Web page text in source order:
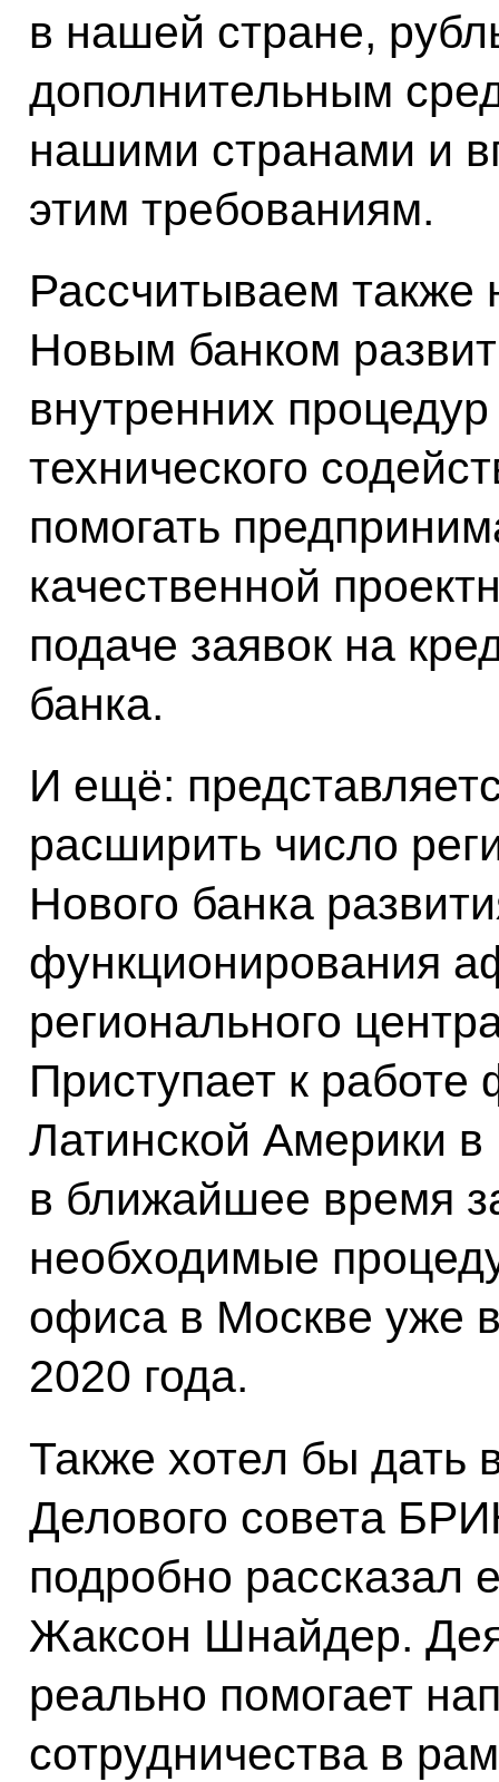
в нашей стране,
дополнительным
нашими странами и
этим требованиям.
Рассчитываем
Новым банком
внутренних
технического
помогать
качественной
подаче заявок на
банка.
И ещё:
расширить число
Нового банка
функционирования
регионального
Приступает к
Латинской Америки
в ближайшее время
необходимые
офиса в Москве уже
2020 года.
Также хотел бы дать
Делового совета
подробно рассказал
Жаксон Шнайдер.
реально помогает
сотрудничества в